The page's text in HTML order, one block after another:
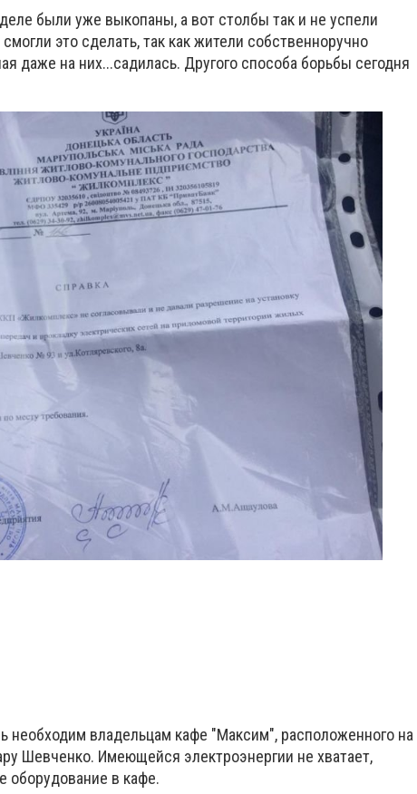
были уже выкопаны, а вот столбы так и не успели
это сделать, так как жители собственноручно
даже на них...садилась. Другого способа борьбы сегодня
необходим владельцам кафе "Максим", расположенного на
Шевченко. Имеющейся электроэнергии не хватает,
оборудование в кафе.